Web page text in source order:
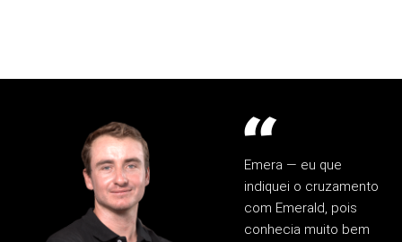
Emera — eu que
indiquei o cruzamento
com Emerald, pois
conhecia muito bem